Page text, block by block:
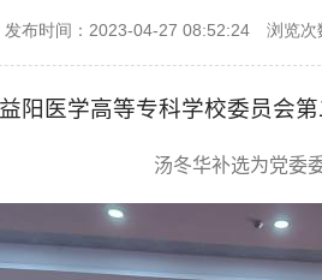
发布时间：2023-04-27 08:52:24 浏览次
益阳医学高等专科学校委员会
汤冬华补选为党委